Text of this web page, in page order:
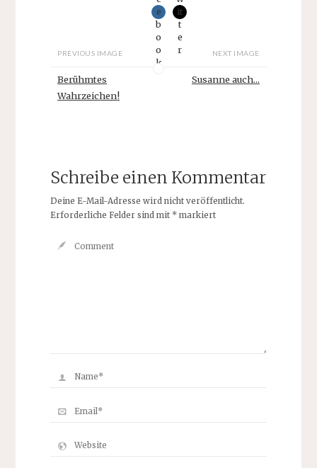
PREVIOUS IMAGE
Berühmtes
Wahrzeichen!
NEXT IMAGE
Susanne auch...
Schreibe einen Kommentar
Deine E-Mail-Adresse wird nicht veröffentlicht.
Erforderliche Felder sind mit *markiert